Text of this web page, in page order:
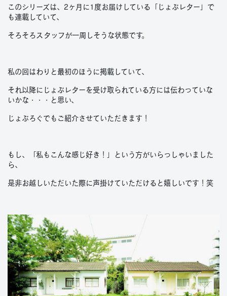
このシリーズは、2ヶ月に1度お届けしている「じょぶレター」で
も連載していて、
そろそろスタッフが一周しそうな状態です。
私の回はわりと最初のほうに掲載していて、
それ以降にじょぶレターを受け取られている方には伝わっていな
いかな・・・と思い、
じょぶろぐでもご紹介させていただきます！
もし、「私もこんな感じ好き！」という方がいらっしゃいました
ら、
是非お越しいただいた際に声掛けていただけると嬉しいです！笑